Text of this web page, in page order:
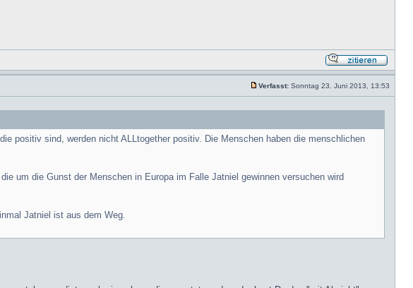
Verfasst: Sonntag 23. Juni 2013, 13:53
positiv sind, werden nicht ALLtogether positiv. Die Menschen haben die menschlichen
um die Gunst der Menschen in Europa im Falle Jatniel gewinnen versuchen wird
Jatniel ist aus dem Weg.